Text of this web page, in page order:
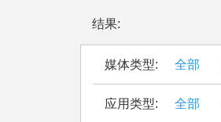
结果:
媒体类型: 全部
应用类型: 全部